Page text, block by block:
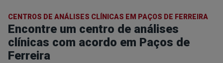
CENTROS DE ANÁLISES CLÍNICAS EM PAÇOS DE FERREIRA
Encontre um centro de análises
clínicas com acordo em Paços de
Ferreira